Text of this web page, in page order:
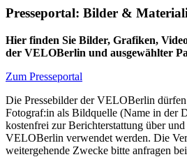
Presseportal: Bilder &
Hier finden Sie Bilder, Grafiken,
der VELOBerlin und ausgewählter
Zum Presseportal
Die Pressebilder der VELOBerlin
Fotograf:in als Bildquelle (Name in der
kostenfrei zur Berichterstattung über
VELOBerlin verwendet werden. Die
weitergehende Zwecke bitte anfragen bei